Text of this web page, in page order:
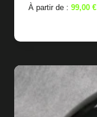
À partir de : 99,00 €